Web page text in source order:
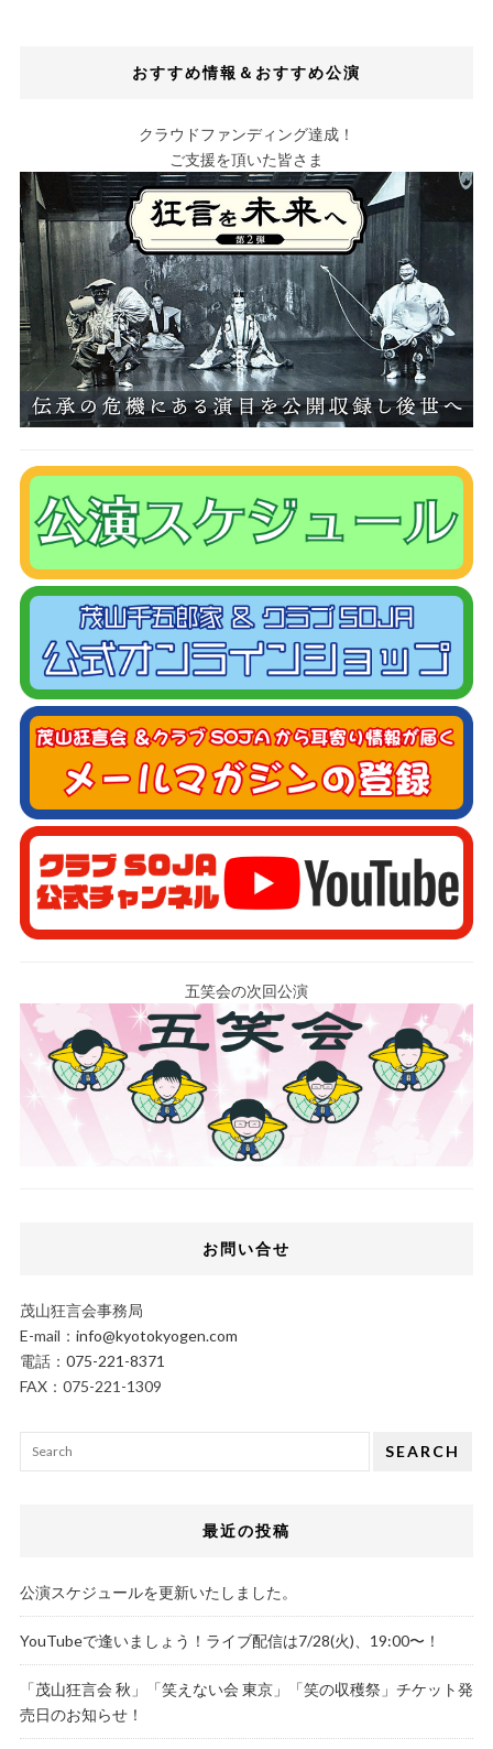
おすすめ情報＆おすすめ公演
クラウドファンディング達成！
ご支援を頂いた皆さま
五笑会の次回公演
お問い合せ
茂山狂言会事務局
E-mail： info@kyotokyogen.com
電話： 075-221-8371
FAX：075-221-1309
SEARCH
最近の投稿
公演スケジュールを更新いたしました。
YouTubeで逢いましょう！ライブ配信は7/28(火)、19:00〜！
「茂山狂言会 秋」「笑えない会 東京」「笑の収穫祭」チケット発
売日のお知らせ！